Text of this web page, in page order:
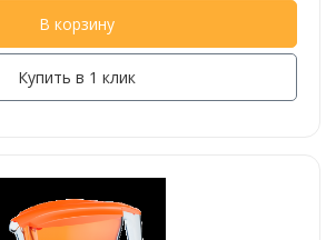
В корзину
Купить в 1 клик